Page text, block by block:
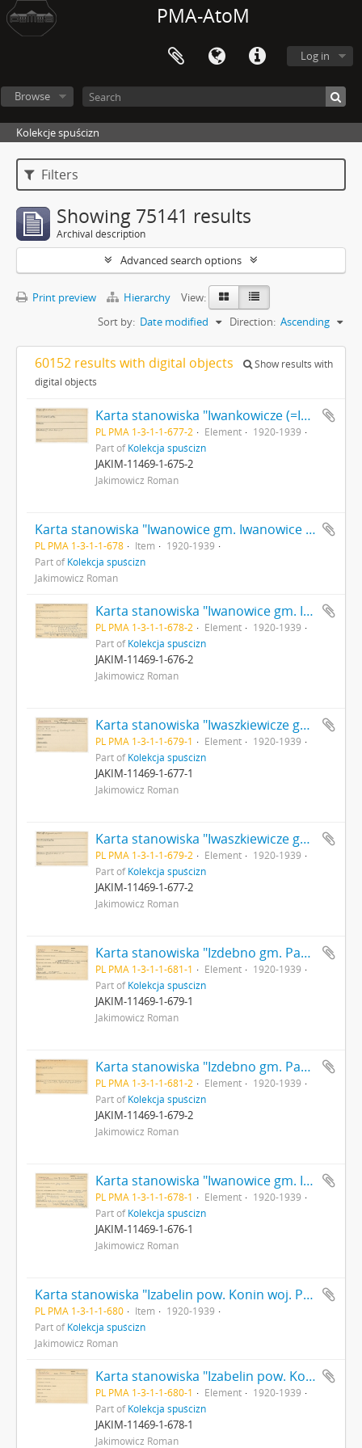
PMA-AtoM
Log in
Browse
Kolekcje spuścizn
Filters
Showing 75141 results
Archival description
Advanced search options
Print preview Hierarchy
View:
Sort by: Date modified Direction: Ascending
60152 results with digital objects
Show results with
digital objects
Karta stanowiska "Iwankowicze (=Iwanowicze) gm. Mołczadź pow. słonimski woj. nowogródzkie" (druk rękopis) - strona 2
PL PMA 1-3-1-1-677-2 Element
1920-1939
Part ofKolekcja spuścizn
JAKIM-11469-1-675-2
Jakimowicz Roman
Karta stanowiska "Iwanowice gm. Iwanowice ow. Miechów woj. Krakowskie" (druk rękopis)
PL PMA 1-3-1-1-678 Item
1920-1939
Part ofKolekcja spuścizn
Jakimowicz Roman
Karta stanowiska "Iwanowice gm. Iwanowice ow. Miechów woj. Krakowskie" (druk rękopis) - strona 2
PL PMA 1-3-1-1-678-2 Element
1920-1939
Part ofKolekcja spuścizn
JAKIM-11469-1-676-2
Jakimowicz Roman
Karta stanowiska "Iwaszkiewicze gm. Sławatycze pow. wołkowyski woj. białostockie" (druk rękopis) - strona 1
PL PMA 1-3-1-1-679-1 Element
1920-1939
Part ofKolekcja spuścizn
JAKIM-11469-1-677-1
Jakimowicz Roman
Karta stanowiska "Iwaszkiewicze gm. Sławatycze pow. wołkowyski woj. białostockie" (druk rękopis) - strona 2
PL PMA 1-3-1-1-679-2 Element
1920-1939
Part ofKolekcja spuścizn
JAKIM-11469-1-677-2
Jakimowicz Roman
Karta stanowiska "Izdebno gm. Pasy pow. Błonie woj. warszawskie" (druk rękopis) - strona 1
PL PMA 1-3-1-1-681-1 Element
1920-1939
Part ofKolekcja spuścizn
JAKIM-11469-1-679-1
Jakimowicz Roman
Karta stanowiska "Izdebno gm. Pasy pow. Błonie woj. warszawskie" (druk rękopis) - strona 2
PL PMA 1-3-1-1-681-2 Element
1920-1939
Part ofKolekcja spuścizn
JAKIM-11469-1-679-2
Jakimowicz Roman
Karta stanowiska "Iwanowice gm. Iwanowice ow. Miechów woj. Krakowskie" (druk rękopis) - strona 1
PL PMA 1-3-1-1-678-1 Element
1920-1939
Part ofKolekcja spuścizn
JAKIM-11469-1-676-1
Jakimowicz Roman
Karta stanowiska "Izabelin pow. Konin woj. Poznańskie" (druk rękopis)
PL PMA 1-3-1-1-680 Item
1920-1939
Part ofKolekcja spuścizn
Jakimowicz Roman
Karta stanowiska "Izabelin pow. Konin woj. Poznańskie" (druk rękopis) - strona 1
PL PMA 1-3-1-1-680-1 Element
1920-1939
Part ofKolekcja spuścizn
JAKIM-11469-1-678-1
Jakimowicz Roman